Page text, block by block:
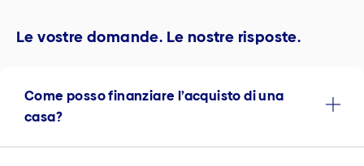
Le vostre domande. Le nostre risposte.
Come posso finanziare l’acquisto di una
casa?